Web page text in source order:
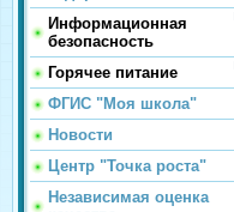
Информационная
безопасность
Горячее питание
ФГИС "Моя школа"
Новости
Центр "Точка роста"
Независимая оценка